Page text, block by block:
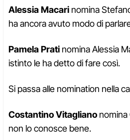
Alessia Macari nomina
ha ancora avuto modo di
Pamela Prati nomina Alessia
istinto le ha detto di fare così.
Si passa alle nomination nella
Costantino Vitagliano nomina
non lo conosce bene.